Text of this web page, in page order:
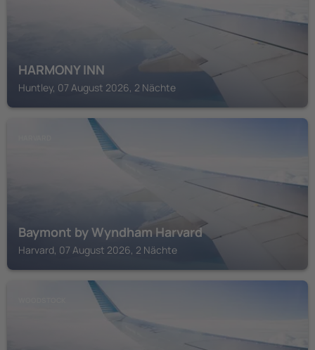
HARMONY INN
Huntley, 07 August 2026, 2 Nächte
Baymont by Wyndham Harvard
Harvard, 07 August 2026, 2 Nächte